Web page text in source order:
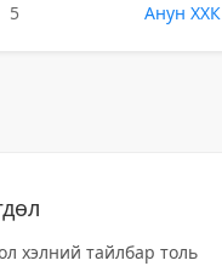
5
Анун ХХК
хэлний тайлбар толь